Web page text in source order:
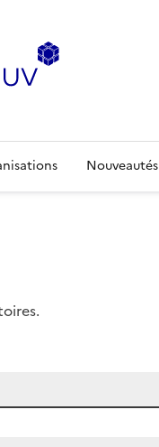
Nouveautés